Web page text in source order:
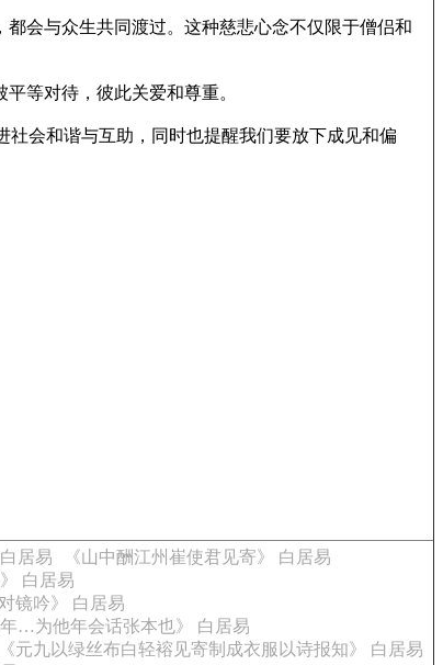
会与众生共同渡过。这种慈悲心念不仅限于僧侣和
等对待，彼此关爱和尊重。
会和谐与互助，同时也提醒我们要放下成见和偏
居易
《山中酬江州崔使君见寄》 白居易
白居易
对镜吟》 白居易
…为他年会话张本也》 白居易
《元九以绿丝布白轻褣见寄制成衣服以诗报知》 白居易